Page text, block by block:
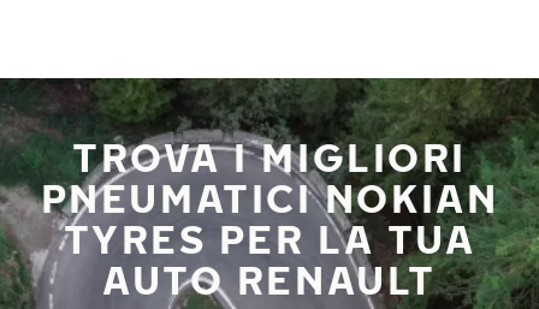
TROVA I MIGLIORI
PNEUMATICI NOKIAN
TYRES PER LA TUA
AUTO RENAULT